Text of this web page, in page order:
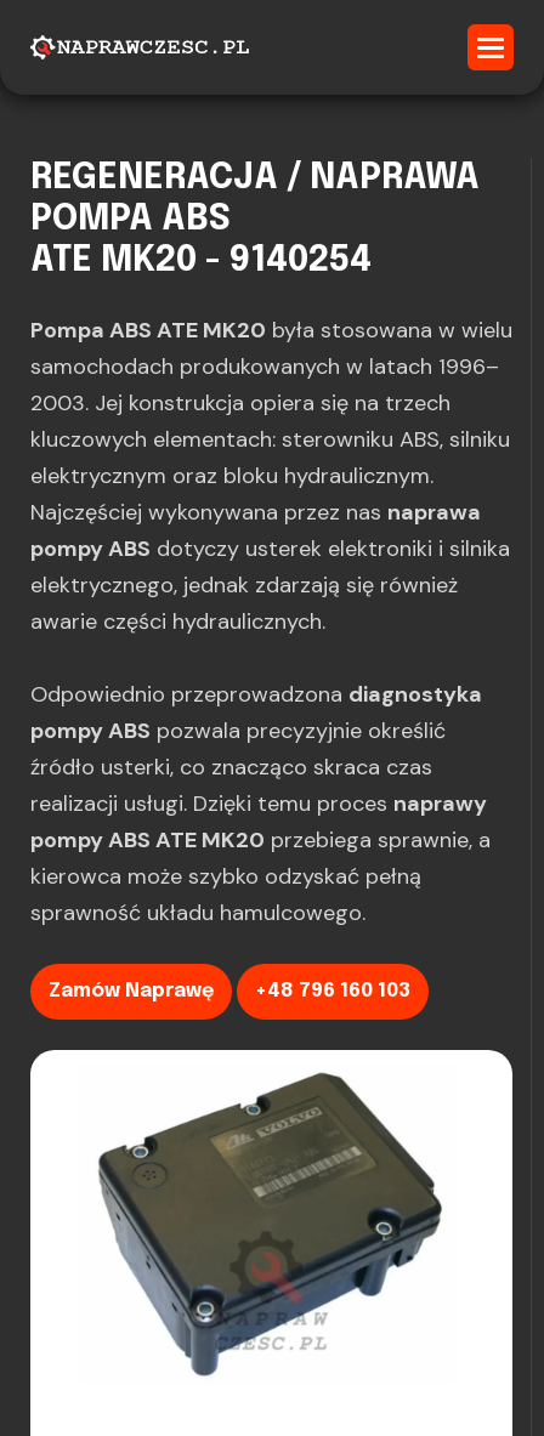
REGENERACJA / NAPRAWA
POMPA ABS
ATE MK20 - 9140254
Pompa ABS ATE MK20 była stosowana w wielu
samochodach produkowanych w latach 1996–
2003. Jej konstrukcja opiera się na trzech
kluczowych elementach: sterowniku ABS, silniku
elektrycznym oraz bloku hydraulicznym.
Najczęściej wykonywana przez nas naprawa
pompy ABS dotyczy usterek elektroniki i silnika
elektrycznego, jednak zdarzają się również
awarie części hydraulicznych.
Odpowiednio przeprowadzona diagnostyka
pompy ABS pozwala precyzyjnie określić
źródło usterki, co znacząco skraca czas
realizacji usługi. Dzięki temu proces naprawy
pompy ABS ATE MK20 przebiega sprawnie, a
kierowca może szybko odzyskać pełną
sprawność układu hamulcowego.
Zamów Naprawę +48 796 160 103